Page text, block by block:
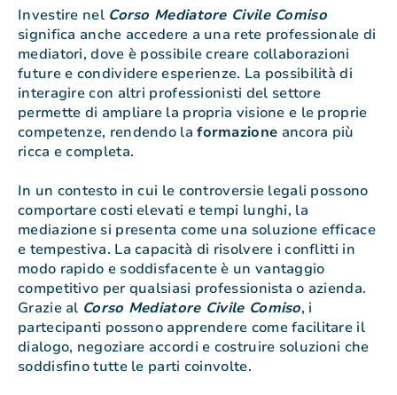
Investire nel Corso Mediatore Civile Comiso
significa anche accedere a una rete professionale di
mediatori, dove è possibile creare collaborazioni
future e condividere esperienze. La possibilità di
interagire con altri professionisti del settore
permette di ampliare la propria visione e le proprie
competenze, rendendo laformazione ancora più
ricca e completa.
In un contesto in cui le controversie legali possono
comportare costi elevati e tempi lunghi, la
mediazione si presenta come una soluzione efficace
e tempestiva. La capacità di risolvere i conflitti in
modo rapido e soddisfacente è un vantaggio
competitivo per qualsiasi professionista o azienda.
Grazie al Corso Mediatore Civile Comiso, i
partecipanti possono apprendere come facilitare il
dialogo, negoziare accordi e costruire soluzioni che
soddisfino tutte le parti coinvolte.